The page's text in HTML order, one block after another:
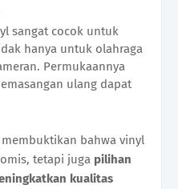
sangat cocok untuk
hanya untuk olahraga
Permukaannya
ulang dapat
bahwa vinyl
tetapi juga pilihan
kualitas